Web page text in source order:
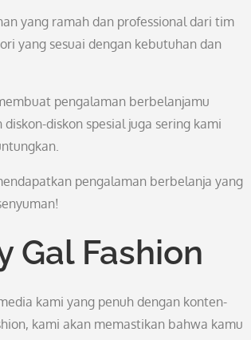
yang ramah dan professional dari tim
yang sesuai dengan kebutuhan dan
pengalaman berbelanjamu
diskon spesial juga sering kami
pengalaman berbelanja yang
Gal Fashion
kami yang penuh dengan konten-
kami akan memastikan bahwa kamu